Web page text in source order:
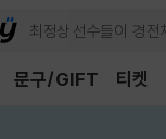
문구/GIFT 티켓